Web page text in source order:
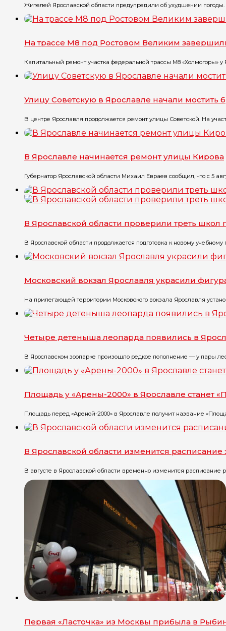
Жителей Ярославской области предупредили об ухудшении
На трассе М8 под Ростовом Великим
Капитальный ремонт участка федеральной трассы М8 «Холмогоры» у
Улицу Советскую в Ярославле начали мостить
В центре Ярославля продолжается ремонт улицы Советской. На
В Ярославле начинается ремонт улицы Кирова
Губернатор Ярославской области Михаил Евраев сообщил, что с 5
В Ярославской области проверили треть
В Ярославской области продолжается подготовка к новому
Московский вокзал Ярославля украсили
На прилегающей территории Московского вокзала Ярославля
Четыре детеныша леопарда появились в
В Ярославском зоопарке произошло редкое пополнение — у пары
Площадь у «Арены-2000» в Ярославле станет
Площадь перед «Ареной-2000» в Ярославле получит название
В Ярославской области изменится расписание
В августе в Ярославской области временно изменится расписание
Первая «Ласточка» из Москвы прибыла в